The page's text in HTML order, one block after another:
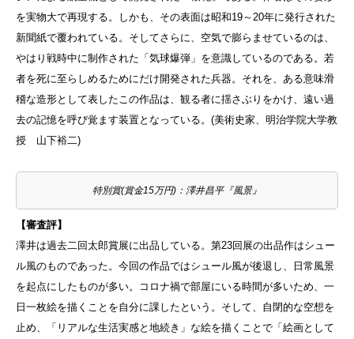
を実物大で再現する。しかも、その表面は昭和19～20年に発行された
新聞紙で覆われている。そしてさらに、空気で膨らませているのは、
やはり戦時中に制作された「気球爆弾」を意識しているのである。若
者を死に至らしめるためにだけ開発された兵器。それを、ある意味滑
稽な造形として表したこの作品は、観る者に揺さぶりをかけ、遠い過
去の記憶を呼び覚ます装置となっている。(美術史家、明治学院大学教
授 山下裕二)
特別賞(賞金15万円)：澤井昌平『風景』
【審査評】
澤井は過去二回太郎賞展に出品している。第23回展の出品作はシュー
ル風のものであった。今回の作品ではシュール風が後退し、日常風景
を起点にしたものが多い。コロナ禍で部屋にいる時間が多いため、一
日一枚絵を描くことを自分に課したという。そして、自閉的な空想を
止め、「リアルな生活実感と地続き」な絵を描くことで「絵画として